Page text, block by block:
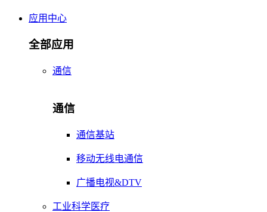
应用中心
全部应用
通信
通信
通信基站
移动无线电通信
广播电视&DTV
工业科学医疗